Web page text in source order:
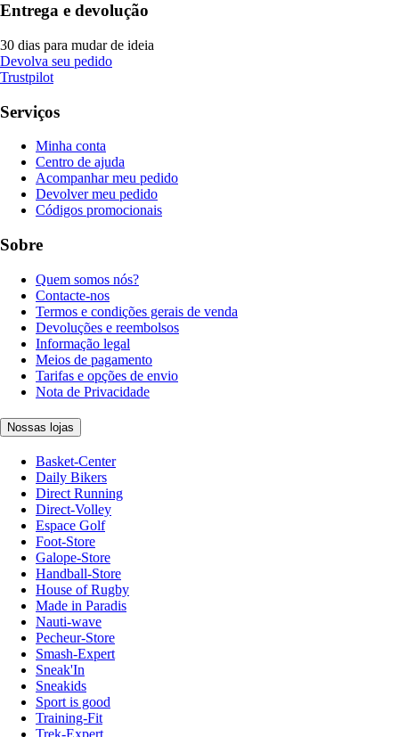
Entrega e devolução
30 dias para mudar de ideia
Devolva seu pedido
Trustpilot
Serviços
Minha conta
Centro de ajuda
Acompanhar meu pedido
Devolver meu pedido
Códigos promocionais
Sobre
Quem somos nós?
Contacte-nos
Termos e condições gerais de venda
Devoluções e reembolsos
Informação legal
Meios de pagamento
Tarifas e opções de envio
Nota de Privacidade
Nossas lojas
Basket-Center
Daily Bikers
Direct Running
Direct-Volley
Espace Golf
Foot-Store
Galope-Store
Handball-Store
House of Rugby
Made in Paradis
Nauti-wave
Pecheur-Store
Smash-Expert
Sneak'In
Sneakids
Sport is good
Training-Fit